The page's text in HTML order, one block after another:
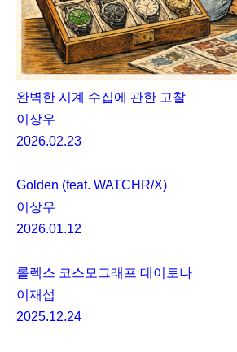
완벽한 시계 수집에 관한 고찰
이상우
2026.02.23
Golden (feat. WATCHR/X)
이상우
2026.01.12
롤렉스 코스모그래프 데이토나
이재섭
2025.12.24